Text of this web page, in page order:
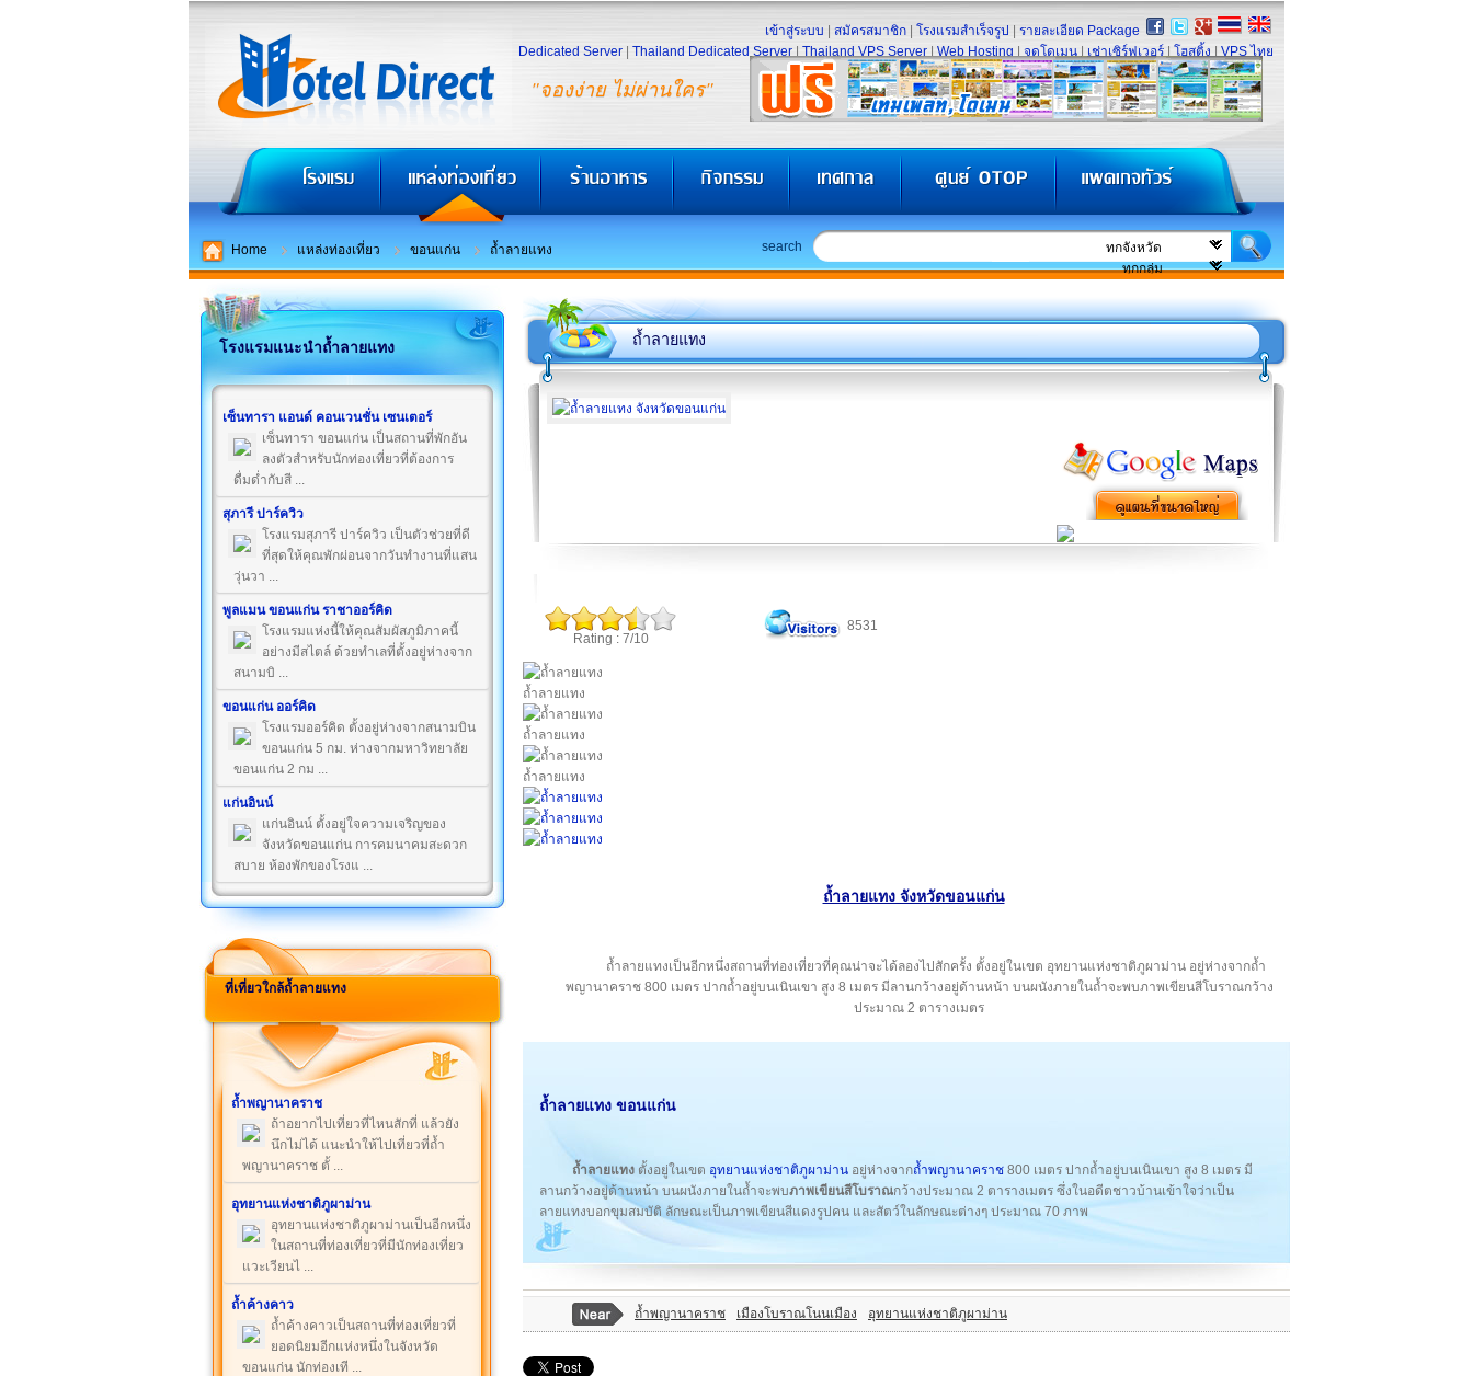
"จองง่าย ไม่ผ่านใคร"
เข้าสู่ระบบ สมัครสมาชิก โรงแรมสำเร็จรูป
รายละเอียด Package
Dedicated Server
Thailand Dedicated Server Thailand VPS Server Web Hosting จดโดเมน เช่าเซิร์ฟเวอร์ โฮสติ้ง VPS ไทย
Home แหล่งท่องเที่ยว ขอนแก่น ถ้ำลายแทง search
โรงแรมแนะนำถ้ำลายแทง
เซ็นทารา แอนด์ คอนเวนชั่น เซนเตอร์
เซ็นทารา ขอนแก่น เป็นสถานที่พักอัน
ลงตัวสำหรับนักท่องเที่ยวที่ต้องการ
ดื่มด่ำกับสี ...
สุภารี ปาร์ควิว
โรงแรมสุภารี ปาร์ควิว เป็นตัวช่วยที่ดี
ที่สุดให้คุณพักผ่อนจากวันทำงานที่แสน
วุ่นวา ...
พูลแมน ขอนแก่น ราชาออร์คิด
โรงแรมแห่งนี้ให้คุณสัมผัสภูมิภาคนี้
อย่างมีสไตล์ ด้วยทำเลที่ตั้งอยู่ห่างจาก
สนามบิ ...
ขอนแก่น ออร์คิด
โรงแรมออร์คิด ตั้งอยู่ห่างจากสนามบิน
ขอนแก่น 5 กม. ห่างจากมหาวิทยาลัย
ขอนแก่น 2 กม ...
แก่นอินน์
แก่นอินน์ ตั้งอยู่ใจความเจริญของ
จังหวัดขอนแก่น การคมนาคมสะดวก
สบาย ห้องพักของโรงแ ...
ที่เที่ยวใกล้ถ้ำลายแทง
ถ้ำพญานาคราช
ถ้าอยากไปเที่ยวที่ไหนสักที่ แล้วยัง
นึกไม่ได้ แนะนำให้ไปเที่ยวที่ถ้ำ
พญานาคราช ตั้ ...
อุทยานแห่งชาติภูผาม่าน
อุทยานแห่งชาติภูผาม่านเป็นอีกหนึ่ง
ในสถานที่ท่องเที่ยวที่มีนักท่องเที่ยว
แวะเวียนไ ...
ถ้ำค้างคาว
ถ้ำค้างคาวเป็นสถานที่ท่องเที่ยวที่
ยอดนิยมอีกแห่งหนึ่งในจังหวัด
ขอนแก่น นักท่องเที ...
ถ้ำลายแทง
Rating : 7/10
8531
ถ้ำลายแทง
ถ้ำลายแทง
ถ้ำลายแทง
ถ้ำลายแทง จังหวัดขอนแก่น
ถ้ำลายแทงเป็นอีกหนึ่งสถานที่ท่องเที่ยวที่คุณน่าจะได้ลองไปสักครั้ง ตั้งอยู่ในเขต อุทยานแห่งชาติภูผาม่าน อยู่ห่างจากถ้ำ
พญานาคราช 800 เมตร ปากถ้ำอยู่บนเนินเขา สูง 8 เมตร มีลานกว้างอยู่ด้านหน้า บนผนังภายในถ้ำจะพบภาพเขียนสีโบราณกว้าง
ประมาณ 2 ตารางเมตร
ถ้ำลายแทง ขอนแก่น
ถ้ำลายแทง ตั้งอยู่ในเขต อุทยานแห่งชาติภูผาม่าน อยู่ห่างจากถ้ำพญานาคราช 800 เมตร ปากถ้ำอยู่บนเนินเขา สูง 8 เมตร มี
ลานกว้างอยู่ด้านหน้า บนผนังภายในถ้ำจะพบภาพเขียนสีโบราณกว้างประมาณ 2 ตารางเมตร ซึ่งในอดีตชาวบ้านเข้าใจว่าเป็น
ลายแทงบอกขุมสมบัติ ลักษณะเป็นภาพเขียนสีแดงรูปคน และสัตว์ในลักษณะต่างๆ ประมาณ 70 ภาพ
ถ้ำพญานาคราช เมืองโบราณโนนเมือง อุทยานแห่งชาติภูผาม่าน